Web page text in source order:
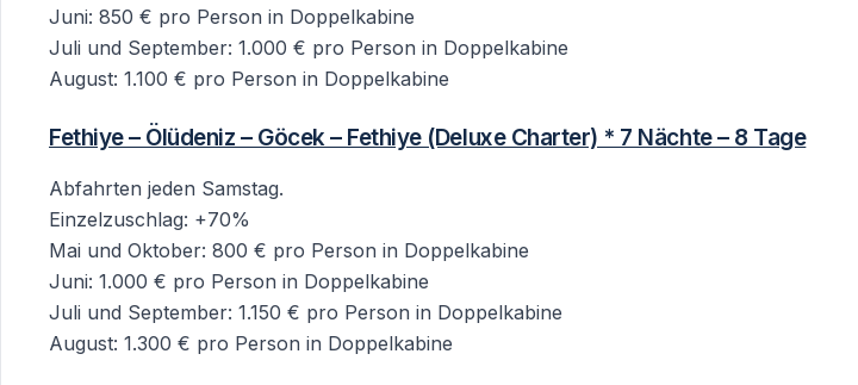
Juni: 850 € pro Person in Doppelkabine
Juli und September: 1.000 € pro Person in Doppelkabine
August: 1.100 € pro Person in Doppelkabine
Fethiye – Ölüdeniz – Göcek – Fethiye (Deluxe Charter) * 7 Nächte – 8 Tage
Abfahrten jeden Samstag.
Einzelzuschlag: +70%
Mai und Oktober: 800 € pro Person in Doppelkabine
Juni: 1.000 € pro Person in Doppelkabine
Juli und September: 1.150 € pro Person in Doppelkabine
August: 1.300 € pro Person in Doppelkabine